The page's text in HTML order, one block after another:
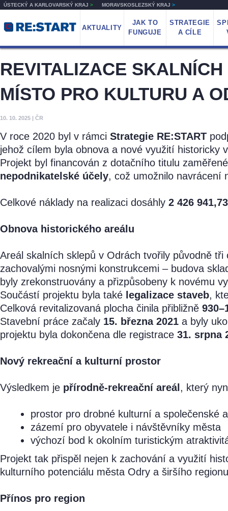
ÚSTECKÝ A KARLOVARSKÝ KRAJ > MORAVSKOSLEZSKÝ KRAJ >
AKTUALITY
JAK TO
FUNGUJE
STRATEGIE
A CÍLE
REVITALIZACE
MÍSTO PRO KULTURU A
10. 10. 2025 | ČR
V roce 2020 byl v rámci Strategie RE:START
jehož cílem byla obnova a nové využití historicky
Projekt byl financován z dotačního titulu
nepodnikatelské účely, což umožnilo navrácení
Celkové náklady na realizaci dosáhly 2 426
Obnova historického areálu
Areál skalních sklepů v Odrách tvořily původně
zachovalými nosnými konstrukcemi – budova
byly zrekonstruovány a přizpůsobeny k novému
Součástí projektu byla také legalizace staveb,
Celková revitalizovaná plocha činila přibližně
Stavební práce začaly 15. března 2021 a byly
projektu byla dokončena dle registrace 31. srpna
Nový rekreační a kulturní prostor
Výsledkem je přírodně-rekreační areál , který
prostor pro drobné kulturní a společenské
zázemí pro obyvatele i návštěvníky města
výchozí bod k okolním turistickým
Projekt tak přispěl nejen k zachování a využití
kulturního potenciálu města Odry a širšího
Přínos pro region